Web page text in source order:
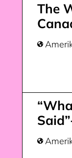

The
